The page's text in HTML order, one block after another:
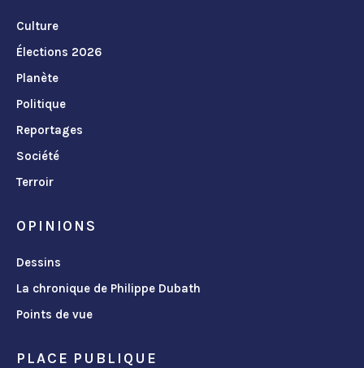
Culture
Élections 2026
Planète
Politique
Reportages
Société
Terroir
OPINIONS
Dessins
La chronique de Philippe Dubath
Points de vue
PLACE PUBLIQUE